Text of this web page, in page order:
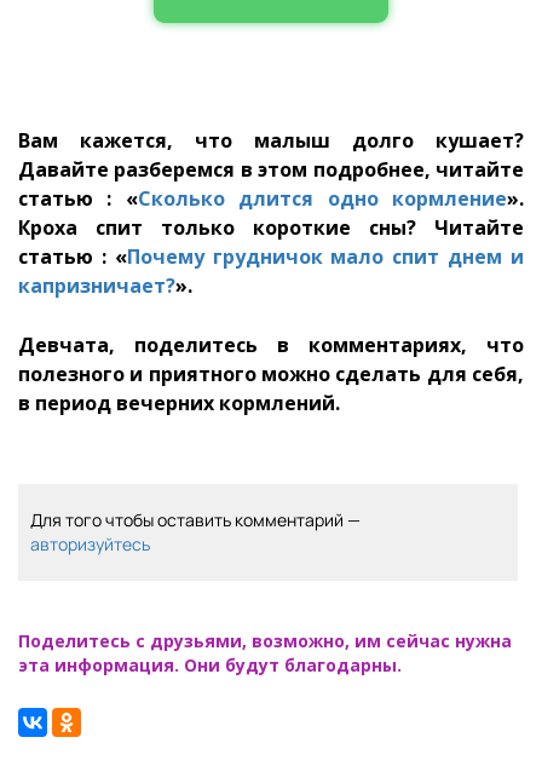
Вам кажется, что малыш долго кушает?
Давайте разберемся в этом подробнее, читайте
статью : «Сколько длится одно кормление».
Кроха спит только короткие сны? Читайте
статью : «Почему грудничок мало спит днем и
капризничает?».
Девчата, поделитесь в комментариях, что
полезного и приятного можно сделать для себя,
в период вечерних кормлений.
Для того чтобы оставить комментарий —
авторизуйтесь
Поделитесь с друзьями, возможно, им сейчас нужна
эта информация. Они будут благодарны.